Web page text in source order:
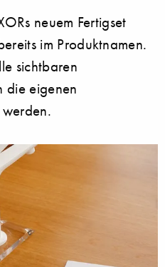
neuem Fertigset
im Produktnamen.
sichtbaren
die eigenen